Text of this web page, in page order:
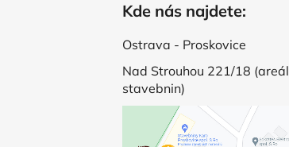
Kde nás najdete:
Ostrava - Proskovice
Nad Strouhou 221/18 (areál
stavebnin)